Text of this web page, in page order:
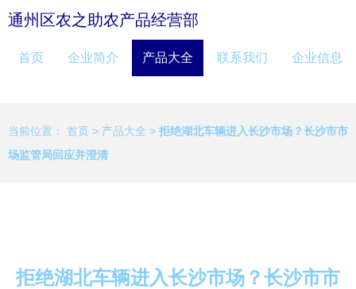
通州区农之助农产品经营部
首页 企业简介 产品大全 联系我们 企业信息
当前位置： 首页 > 产品大全 > 拒绝湖北车辆进入长沙市场？长沙市市
场监管局回应并澄清
拒绝湖北车辆进入长沙市场？长沙市市